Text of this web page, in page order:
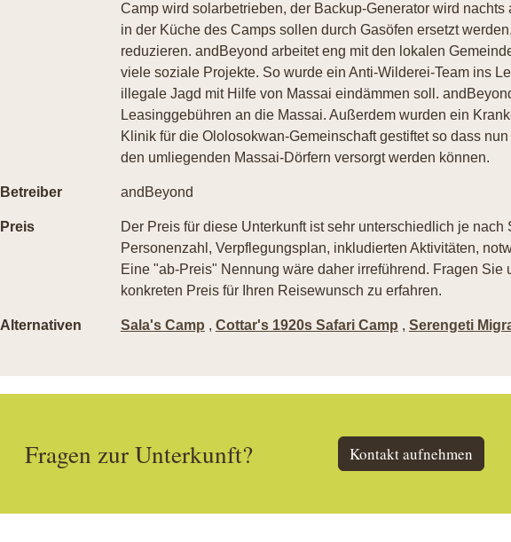
Camp wird solarbetrieben, der Backup-Generator wird
in der Küche des Camps sollen durch Gasöfen ersetzt
reduzieren. andBeyond arbeitet eng mit den lokalen
viele soziale Projekte. So wurde ein Anti-Wilderei-Team ins
illegale Jagd mit Hilfe von Massai eindämmen soll.
Leasinggebühren an die Massai. Außerdem wurden ein
Klinik für die Ololosokwan-Gemeinschaft gestiftet so dass
den umliegenden Massai-Dörfern versorgt werden können.
Betreiber andBeyond
Preis
Der Preis für diese Unterkunft ist sehr unterschiedlich je nach
Personenzahl, Verpflegungsplan, inkludierten Aktivitäten,
Eine "ab-Preis" Nennung wäre daher irreführend. Fragen Sie
konkreten Preis für Ihren Reisewunsch zu erfahren.
Alternativen Sala's Camp , Cottar's 1920s Safari Camp , Serengeti
Fragen zur Unterkunft? Kontakt aufnehmen